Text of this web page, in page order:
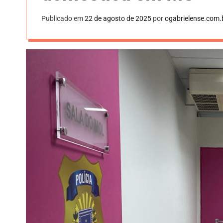
Publicado em22 de agosto de 2025 por